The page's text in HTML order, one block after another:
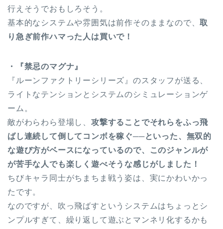
行えそうでおもしろそう。
基本的なシステムや雰囲気は前作そのままなので、取
り急ぎ前作ハマった人は買いで！
・『禁忌のマグナ』
『ルーンファクトリーシリーズ』のスタッフが送る、
ライトなテンションとシステムのシミュレーションゲ
ーム。
敵がわらわら登場し、 攻撃することでそれらをふっ飛
ばし連続して倒してコンボを稼ぐ──といった、無双的
な遊び方がベースになっているので、このジャンルが
が苦手な人でも楽しく遊べそうな感じがしました！
ちびキャラ同士がちまちま戦う姿は、実にかわいかっ
たです。
なのですが、吹っ飛ばすというシステムはちょっとシ
ンプルすぎて、繰り返して遊ぶとマンネリ化するかも